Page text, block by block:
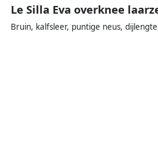
Le Silla Eva overknee
Bruin, kalfsleer, puntige neus,